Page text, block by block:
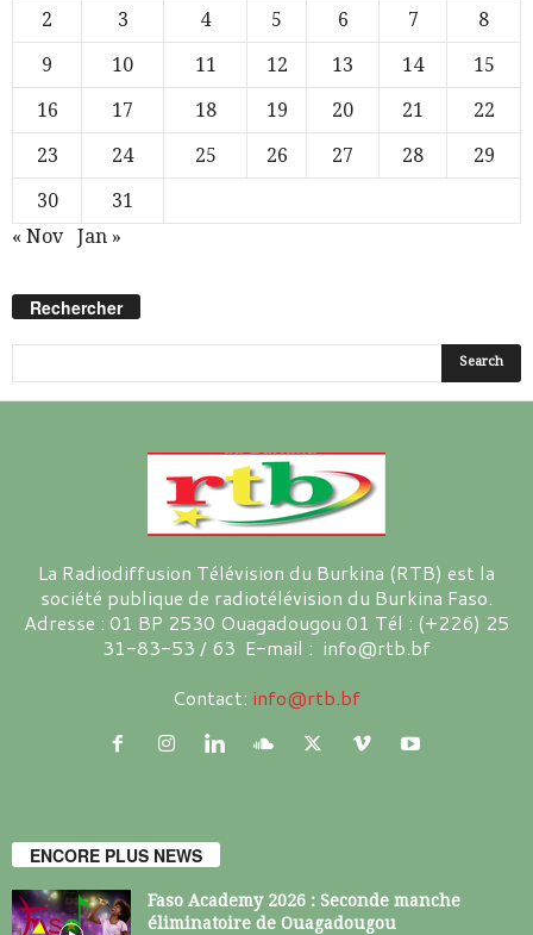
2
3 4 5 6 7
8
9
10 11 12 13 14
15
16
17 18 19 20 21
22
23
24 25 26 27 28
29
30
31
« Nov
Jan »
Rechercher
La Radiodiffusion Télévision du Burkina (RTB) est la
société publique de radiotélévision du Burkina Faso.
Adresse : 01 BP 2530 Ouagadougou 01 Tél : (+226) 25
31-83-53 / 63 E-mail : info@rtb.bf
Contact: info@rtb.bf
ENCORE PLUS NEWS
Faso Academy 2026 : Seconde manche
éliminatoire de Ouagadougou